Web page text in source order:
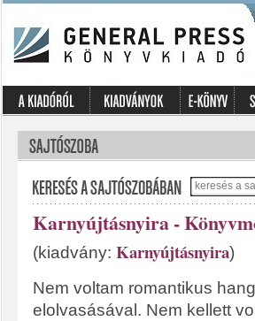
Karnyújtásnyira -
(kiadvány: Karnyújtásnyira)
Nem voltam romantikus
elolvasásával. Nem kellett